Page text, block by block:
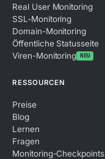
Real User Monitoring
SSL-Monitoring
Domain-Monitoring
Öffentliche Statusseite
Viren-Monitoring NEU
RESSOURCEN
Preise
Blog
Lernen
Fragen
Monitoring-Checkpoints